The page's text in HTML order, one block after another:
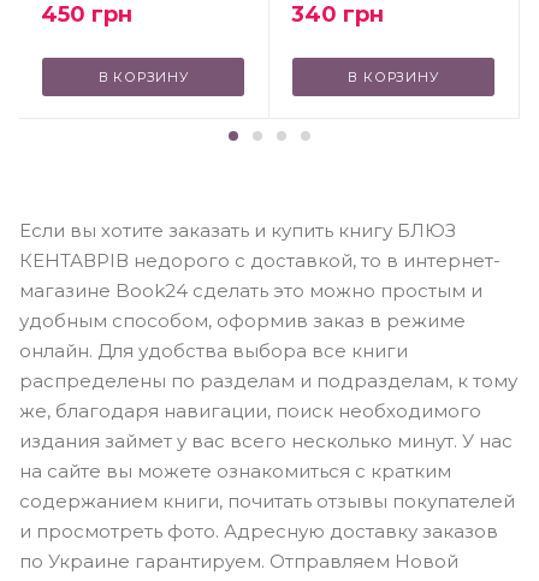
450 грн
В КОРЗИНУ
340 грн
В КОРЗИНУ
Если вы хотите заказать и купить книгу БЛЮЗ
КЕНТАВРІВ недорого с доставкой, то в интернет-
магазине Book24 сделать это можно простым и
удобным способом, оформив заказ в режиме
онлайн. Для удобства выбора все книги
распределены по разделам и подразделам, к тому
же, благодаря навигации, поиск необходимого
издания займет у вас всего несколько минут. У нас
на сайте вы можете ознакомиться с кратким
содержанием книги, почитать отзывы покупателей
и просмотреть фото. Адресную доставку заказов
по Украине гарантируем. Отправляем Новой